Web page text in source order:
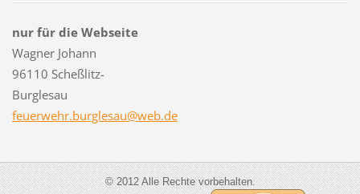
nur für die Webseite
Wagner Johann
96110 Scheßlitz-
Burglesau
feuerwehr.burglesau@web.de
© 2012 Alle Rechte vorbehalten.